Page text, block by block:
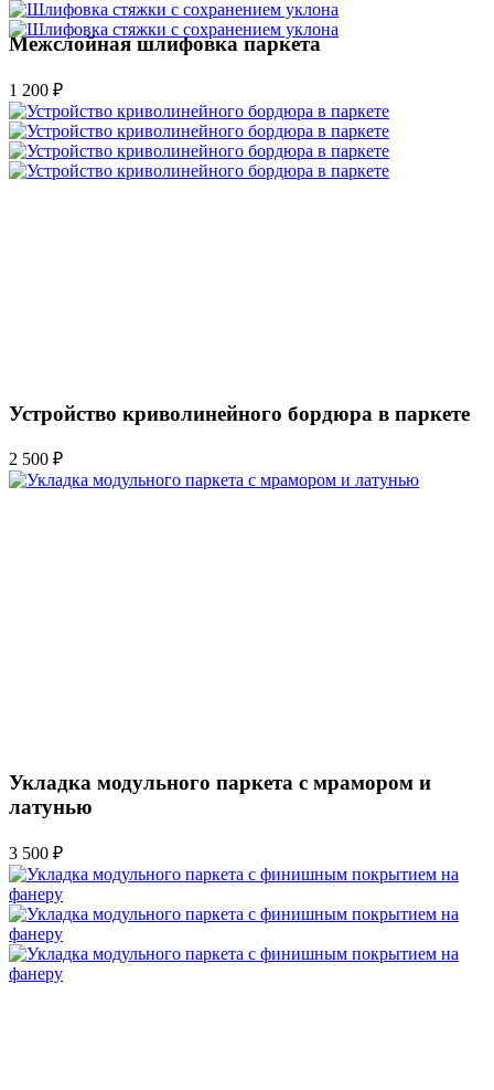
Межслойная шлифовка паркета
1 200 ₽
Устройство криволинейного бордюра в паркете
2 500 ₽
Укладка модульного паркета с мрамором и
латунью
3 500 ₽